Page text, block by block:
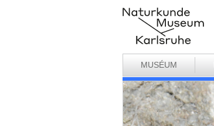
MUSÉUM